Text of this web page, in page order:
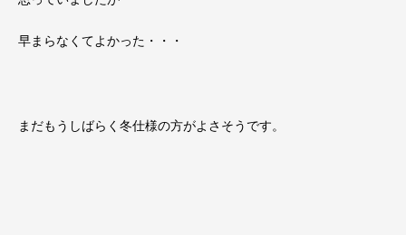
早まらなくてよかった・・・
まだもうしばらく冬仕様の方がよさそうです。